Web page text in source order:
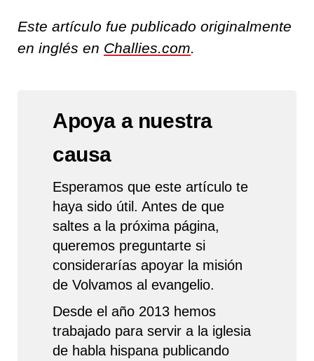
Este artículo fue publicado originalmente
en inglés en Challies.com.
Apoya a nuestra
causa
Esperamos que este artículo te
haya sido útil. Antes de que
saltes a la próxima página,
queremos preguntarte si
considerarías apoyar la misión
de Volvamos al evangelio.
Desde el año 2013 hemos
trabajado para servir a la iglesia
de habla hispana publicando